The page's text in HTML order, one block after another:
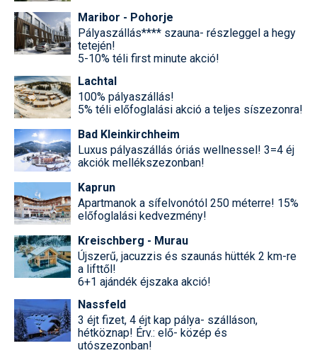
Maribor - Pohorje
Pályaszállás**** szauna- részleggel a hegy
tetején!
5-10% téli first minute akció!
Lachtal
100% pályaszállás!
5% téli előfoglalási akció a teljes síszezonra!
Bad Kleinkirchheim
Luxus pályaszállás óriás wellnessel! 3=4 éj
akciók mellékszezonban!
Kaprun
Apartmanok a sífelvonótól 250 méterre! 15%
előfoglalási kedvezmény!
Kreischberg - Murau
Újszerű, jacuzzis és szaunás hütték 2 km-re
a lifttől!
6+1 ajándék éjszaka akció!
Nassfeld
3 éjt fizet, 4 éjt kap pálya- szálláson,
hétköznap! Érv.: elő- közép és
utószezonban!